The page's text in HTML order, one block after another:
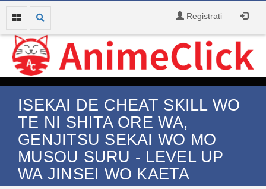
Registrati
ISEKAI DE CHEAT SKILL WO
TE NI SHITA ORE WA,
GENJITSU SEKAI WO MO
MUSOU SURU - LEVEL UP
WA JINSEI WO KAETA